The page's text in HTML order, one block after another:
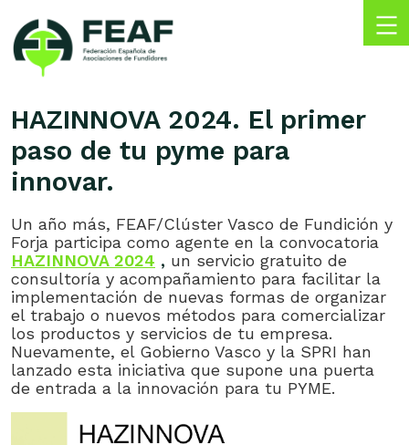
content
Española
de
Asociaciones
de
Fundidores
HAZINNOVA 2024. El primer
paso de tu pyme para
innovar.
Un año más, FEAF/Clúster Vasco de Fundición y
Forja participa como agente en la convocatoria
HAZINNOVA 2024 , un servicio gratuito de
consultoría y acompañamiento para facilitar la
implementación de nuevas formas de organizar
el trabajo o nuevos métodos para comercializar
los productos y servicios de tu empresa.
Nuevamente, el Gobierno Vasco y la SPRI han
lanzado esta iniciativa que supone una puerta
de entrada a la innovación para tu PYME.